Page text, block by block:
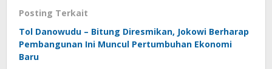
Posting Terkait
Tol Danowudu – Bitung Diresmikan, Jokowi Berharap
Pembangunan Ini Muncul Pertumbuhan Ekonomi
Baru